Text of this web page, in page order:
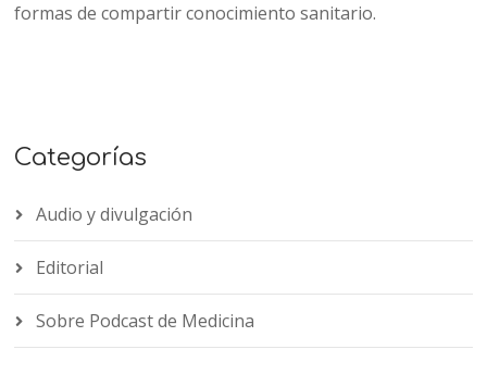
formas de compartir conocimiento sanitario.
Categorías
Audio y divulgación
Editorial
Sobre Podcast de Medicina